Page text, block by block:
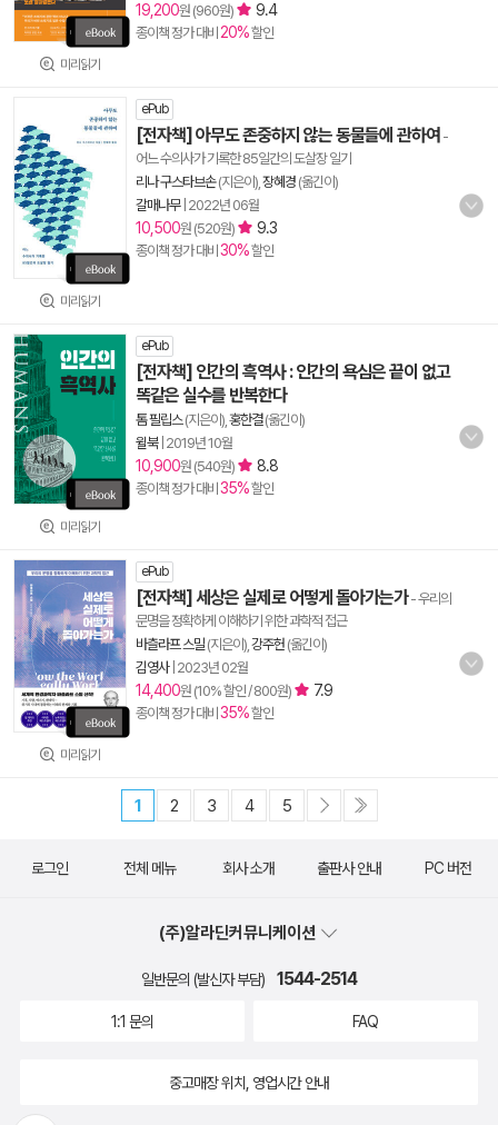
미리읽기
19,200원 (960원) 9.4
종이책 정가 대비 20%할인
미리읽기
ePub
[전자책] 아무도 존중하지 않는 동물들에 관하여 -
어느 수의사가 기록한 85일간의 도살장 일기
리나 구스타브손(지은이), 장혜경 (옮긴이)
갈매나무| 2022년 06월
10,500원 (520원) 9.3
종이책 정가 대비 30%할인
미리읽기
ePub
[전자책] 인간의 흑역사 : 인간의 욕심은 끝이 없고
똑같은 실수를 반복한다
톰 필립스(지은이), 홍한결(옮긴이)
윌북| 2019년 10월
10,900원 (540원) 8.8
종이책 정가 대비 35%할인
미리읽기
ePub
[전자책] 세상은 실제로 어떻게 돌아가는가- 우리의
문명을 정확하게 이해하기 위한 과학적 접근
바츨라프 스밀 (지은이), 강주헌 (옮긴이)
김영사| 2023년 02월
14,400원 (10% 할인 / 800원) 7.9
종이책 정가 대비 35%할인
1 2 3 4 5
로그인 전체 메뉴 회사 소개 출판사 안내 PC 버전
(주)알라딘커뮤니케이션
일반문의 (발신자 부담) 1544-2514
1:1 문의 FAQ
중고매장 위치, 영업시간 안내